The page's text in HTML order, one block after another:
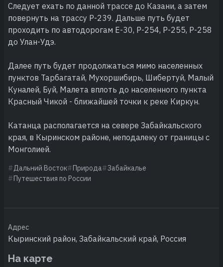
Следует ехать по данной трассе до Казани, а затем
повернуть на трассу Р-239. Дальше путь будет
проходить по автодорогам Е-30, Р-254, Р-255, Р-258
до Улан-Удэ.
Далее путь будет продолжаться мимо населенных
пунктов Тарбагатай, Мухоршибирь, Шибертуй, Малый
Куналей, Буй, Малета вплоть до населенного пункта
Красный Чикой - ближайшей точки к реке Киркун.
Катанца располагается на севере Забайкальского
края, в Кыринском районе, неподалеку от границы с
Монголией.
Дальний Восток Природа
Забайкалье
Путешествия по России
Адрес
Кыринский район, Забайкальский край, Россия
На карте